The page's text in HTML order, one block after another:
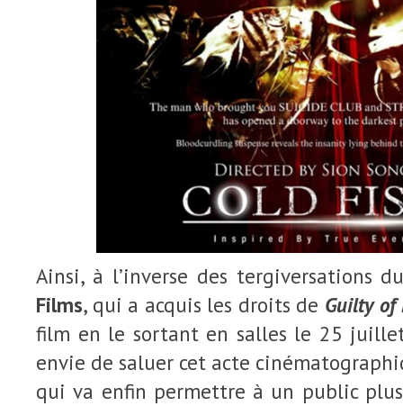
Ainsi, à l’inverse des tergiversations
Films, qui a acquis les droits de Guilty of
film en le sortant en salles le 25
envie de saluer cet acte
qui va enfin permettre à un public